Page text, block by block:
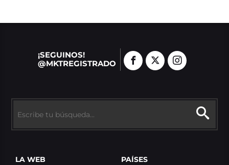
¡SEGUINOS!
@MKTREGISTRADO
LA WEB PAÍSES